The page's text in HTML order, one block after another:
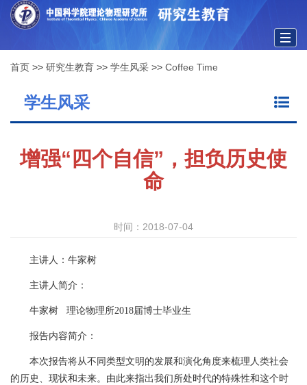
首页 >> 研究生教育 >> 学生风采 >> Coffee Time
学生风采
增强“四个自信”，担负历史使
命
时间：2018-07-04
主讲人：牛家树
主讲人简介：
牛家树 理论物理所2018届博士毕业生
报告内容简介：
本次报告将从不同类型文明的发展和演化角度来梳理人类社会
的历史、现状和未来。由此来指出我们所处时代的特殊性和这个时